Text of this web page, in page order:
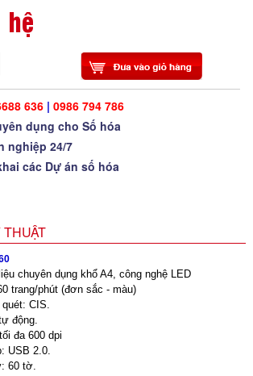
636 | 0986 794 786
dụng cho Số hóa
nghiệp 24/7
các Dự án số hóa
chuyên dụng khổ A4, công nghệ LED
trang/phút (đơn sắc - màu)
CIS.
động.
đa 600 dpi
USB 2.0.
60 tờ.